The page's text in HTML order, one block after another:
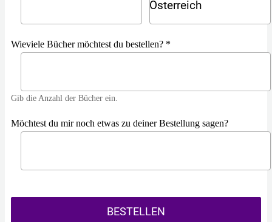
Österreich
Wieviele Bücher möchtest du bestellen? *
Gib die Anzahl der Bücher ein.
Möchtest du mir noch etwas zu deiner Bestellung sagen?
BESTELLEN